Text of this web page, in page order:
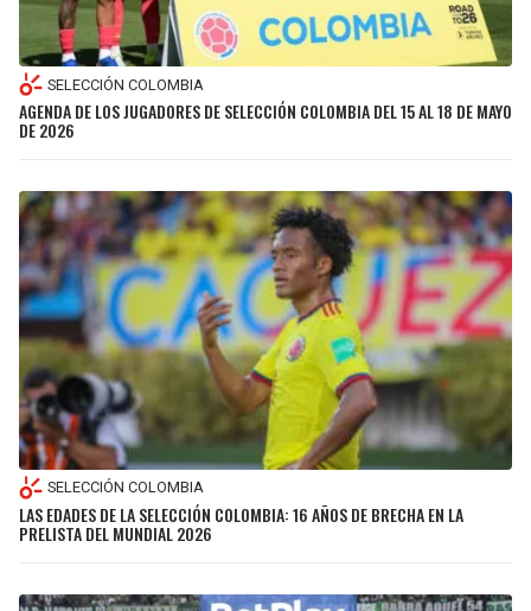
SELECCIÓN COLOMBIA
AGENDA DE LOS JUGADORES DE SELECCIÓN COLOMBIA DEL 15 AL 18 DE MAYO
DE 2026
SELECCIÓN COLOMBIA
LAS EDADES DE LA SELECCIÓN COLOMBIA: 16 AÑOS DE BRECHA EN LA
PRELISTA DEL MUNDIAL 2026